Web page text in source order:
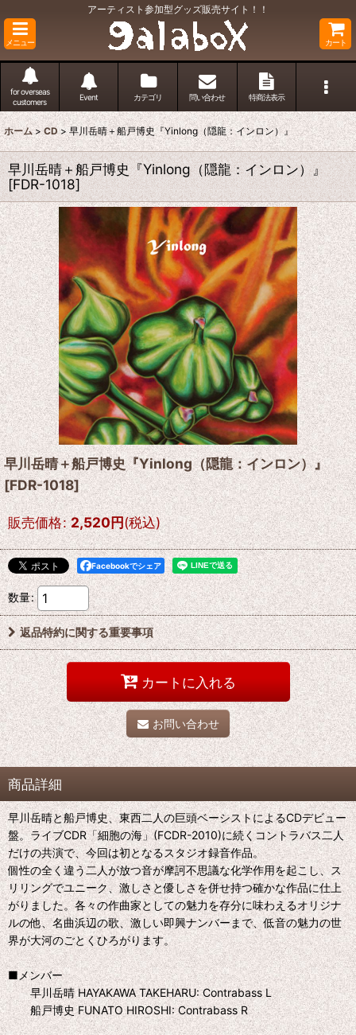
アーティスト参加型グッズ販売サイト！！
メニュー カート
for overseas
customers
Event カテゴリ 問い合わせ 特商法表示
ホーム > CD > 早川岳晴＋船戸博史『Yinlong（隠龍：インロン）』
早川岳晴＋船戸博史『Yinlong（隠龍：インロン）』
[FDR-1018]
早川岳晴＋船戸博史『Yinlong（隠龍：インロン）』
[FDR-1018]
販売価格: 2,520円(税込)
Facebookでシェア
数量:
返品特約に関する重要事項
カートに入れる
お問い合わせ
商品詳細
早川岳晴と船戸博史、東西二人の巨頭ベーシストによるCDデビュー
盤。ライブCDR「細胞の海」(FCDR-2010)に続くコントラバス二人
だけの共演で、今回は初となるスタジオ録音作品。
個性の全く違う二人が放つ音が摩訶不思議な化学作用を起こし、ス
リリングでユニーク、激しさと優しさを併せ持つ確かな作品に仕上
がりました。各々の作曲家としての魅力を存分に味わえるオリジナ
ルの他、名曲浜辺の歌、激しい即興ナンバーまで、低音の魅力の世
界が大河のごとくひろがります。
■メンバー
早川岳晴 HAYAKAWA TAKEHARU: Contrabass L
船戸博史 FUNATO HIROSHI: Contrabass R